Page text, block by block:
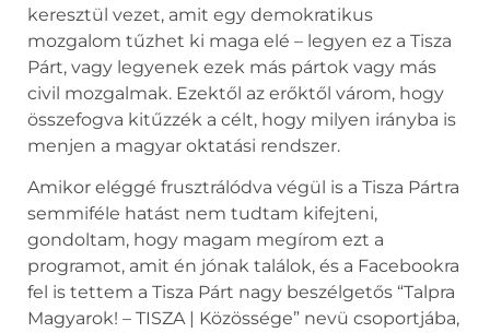
keresztül vezet, amit egy demokratikus
mozgalom tűzhet ki maga elé – legyen ez a Tisza
Párt, vagy legyenek ezek más pártok vagy más
civil mozgalmak. Ezektől az erőktől várom, hogy
összefogva kitűzzék a célt, hogy milyen irányba is
menjen a magyar oktatási rendszer.
Amikor eléggé frusztrálódva végül is a Tisza Pártra
semmiféle hatást nem tudtam kifejteni,
gondoltam, hogy magam megírom ezt a
programot, amit én jónak találok, és a Facebookra
fel is tettem a Tisza Párt nagy beszélgetős “Talpra
Magyarok! – TISZA | Közössége” nevü csoportjába,